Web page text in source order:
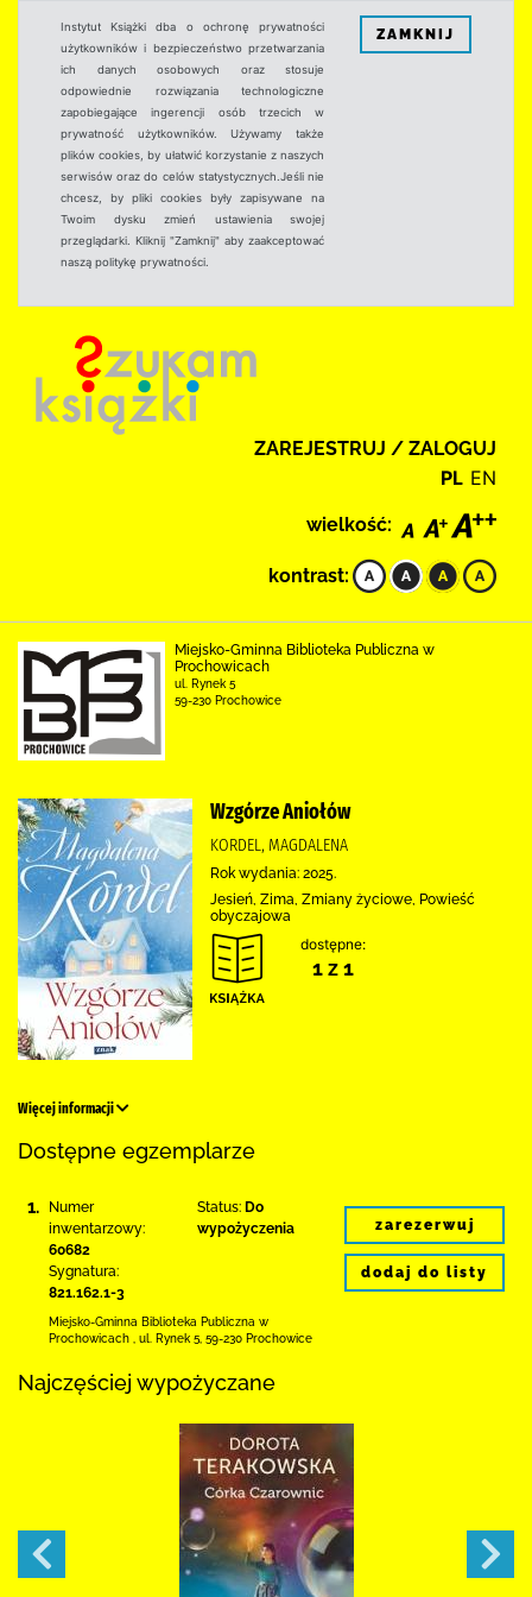
Instytut Książki dba o ochronę prywatności
użytkowników i bezpieczeństwo przetwarzania
ich danych osobowych oraz stosuje
odpowiednie rozwiązania technologiczne
zapobiegające ingerencji osób trzecich w
prywatność użytkowników. Używamy także
plików cookies, by ułatwić korzystanie z naszych
serwisów oraz do celów statystycznych.Jeśli nie
chcesz, by pliki cookies były zapisywane na
Twoim dysku zmień ustawienia swojej
przeglądarki. Kliknij "Zamknij" aby zaakceptować
naszą politykę prywatności.
ZAMKNIJ
ZAREJESTRUJ / ZALOGUJ
PL EN
wielkość:
kontrast:
Miejsko-Gminna Biblioteka Publiczna w
Prochowicach
ul. Rynek 5
59-230 Prochowice
Wzgórze Aniołów
KORDEL, MAGDALENA
Rok wydania: 2025.
Jesień, Zima, Zmiany życiowe, Powieść
obyczajowa
dostępne:
1 z 1
Więcej informacji
Dostępne egzemplarze
1.
Numer
inwentarzowy:
60682
Sygnatura:
821.162.1-3
Status: Do
wypożyczenia
Miejsko-Gminna Biblioteka Publiczna w
Prochowicach
ul. Rynek 5 59-230 Prochowice
zarezerwuj
dodaj do listy
Najczęściej wypożyczane